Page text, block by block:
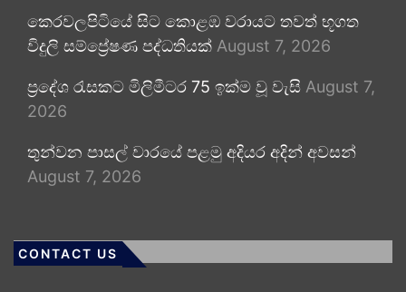
කෙරවලපිටියේ සිට කොළඹ වරායට තවත් භූගත
විදුලි සම්ප්‍රේෂණ පද්ධතියක් August 7, 2026
ප්‍රදේශ රැසකට මිලිමීටර 75 ඉක්ම වූ වැසි August 7,
2026
තුන්වන පාසල් වාරයේ පළමු අදියර අදින් අවසන්
August 7, 2026
CONTACT US